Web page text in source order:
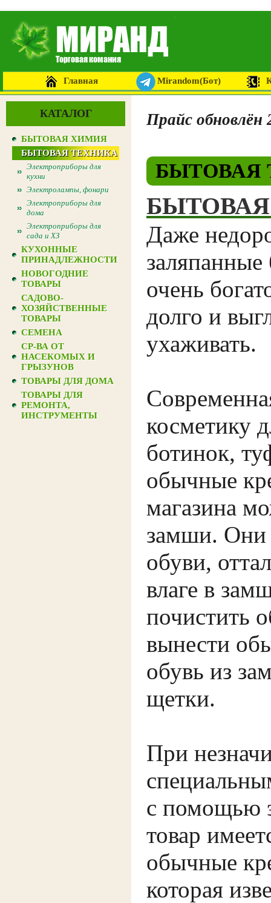
Главная Mirandom(Бот)
КАТАЛОГ
БЫТОВАЯ ХИМИЯ
БЫТОВАЯ ТЕХНИКА
Электроприборы для
кухни
Электролампы, фонари
Электроприборы для
дома
Электроприборы для
сада и ХЗ
КУХОННЫЕ
ПРИНАДЛЕЖНОСТИ
НОВОГОДНИЕ
ТОВАРЫ
САДОВО-
ХОЗЯЙСТВЕННЫЕ
ТОВАРЫ
СЕМЕНА
СР-ВА ОТ
НАСЕКОМЫХ И
ГРЫЗУНОВ
ТОВАРЫ ДЛЯ ДОМА
ТОВАРЫ ДЛЯ
РЕМОНТА,
ИНСТРУМЕНТЫ
Прайс обновлён
БЫТОВАЯ
Даже
очень
долго и
ухаживать.
косметику
ботинок,
обычные
магазина
замши. Они
обуви,
влаге в
почистить
вынести
обувь из
щетки.
При
с помощью
товар
обычные
которая